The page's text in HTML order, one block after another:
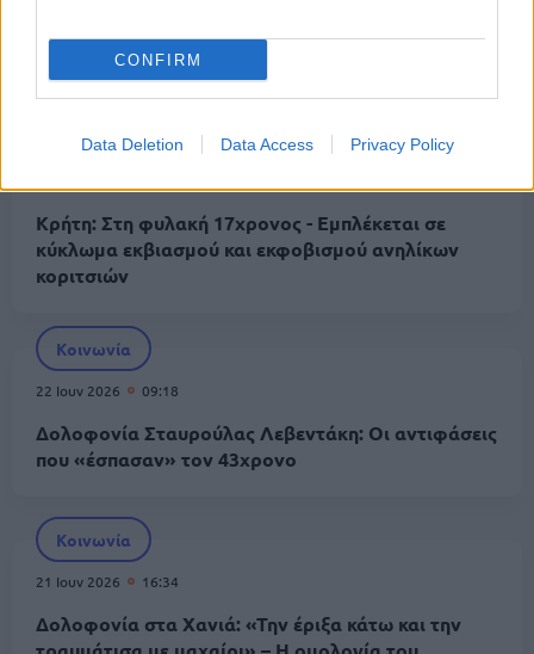
CONFIRM
Data Deletion Data Access Privacy Policy
αδερφός της Σταυρούλας Λεβεντάκη για τη
σύζυγο του 43χρονου
Κοινωνία
Κρήτη: Στη φυλακή 17χρονος - Εμπλέκεται σε
κύκλωμα εκβιασμού και εκφοβισμού ανηλίκων
κοριτσιών
Κοινωνία
22 Ιουν 2026 09:18
Δολοφονία Σταυρούλας Λεβεντάκη: Οι αντιφάσεις
που «έσπασαν» τον 43χρονο
Κοινωνία
21 Ιουν 2026 16:34
Δολοφονία στα Χανιά: «Την έριξα κάτω και την